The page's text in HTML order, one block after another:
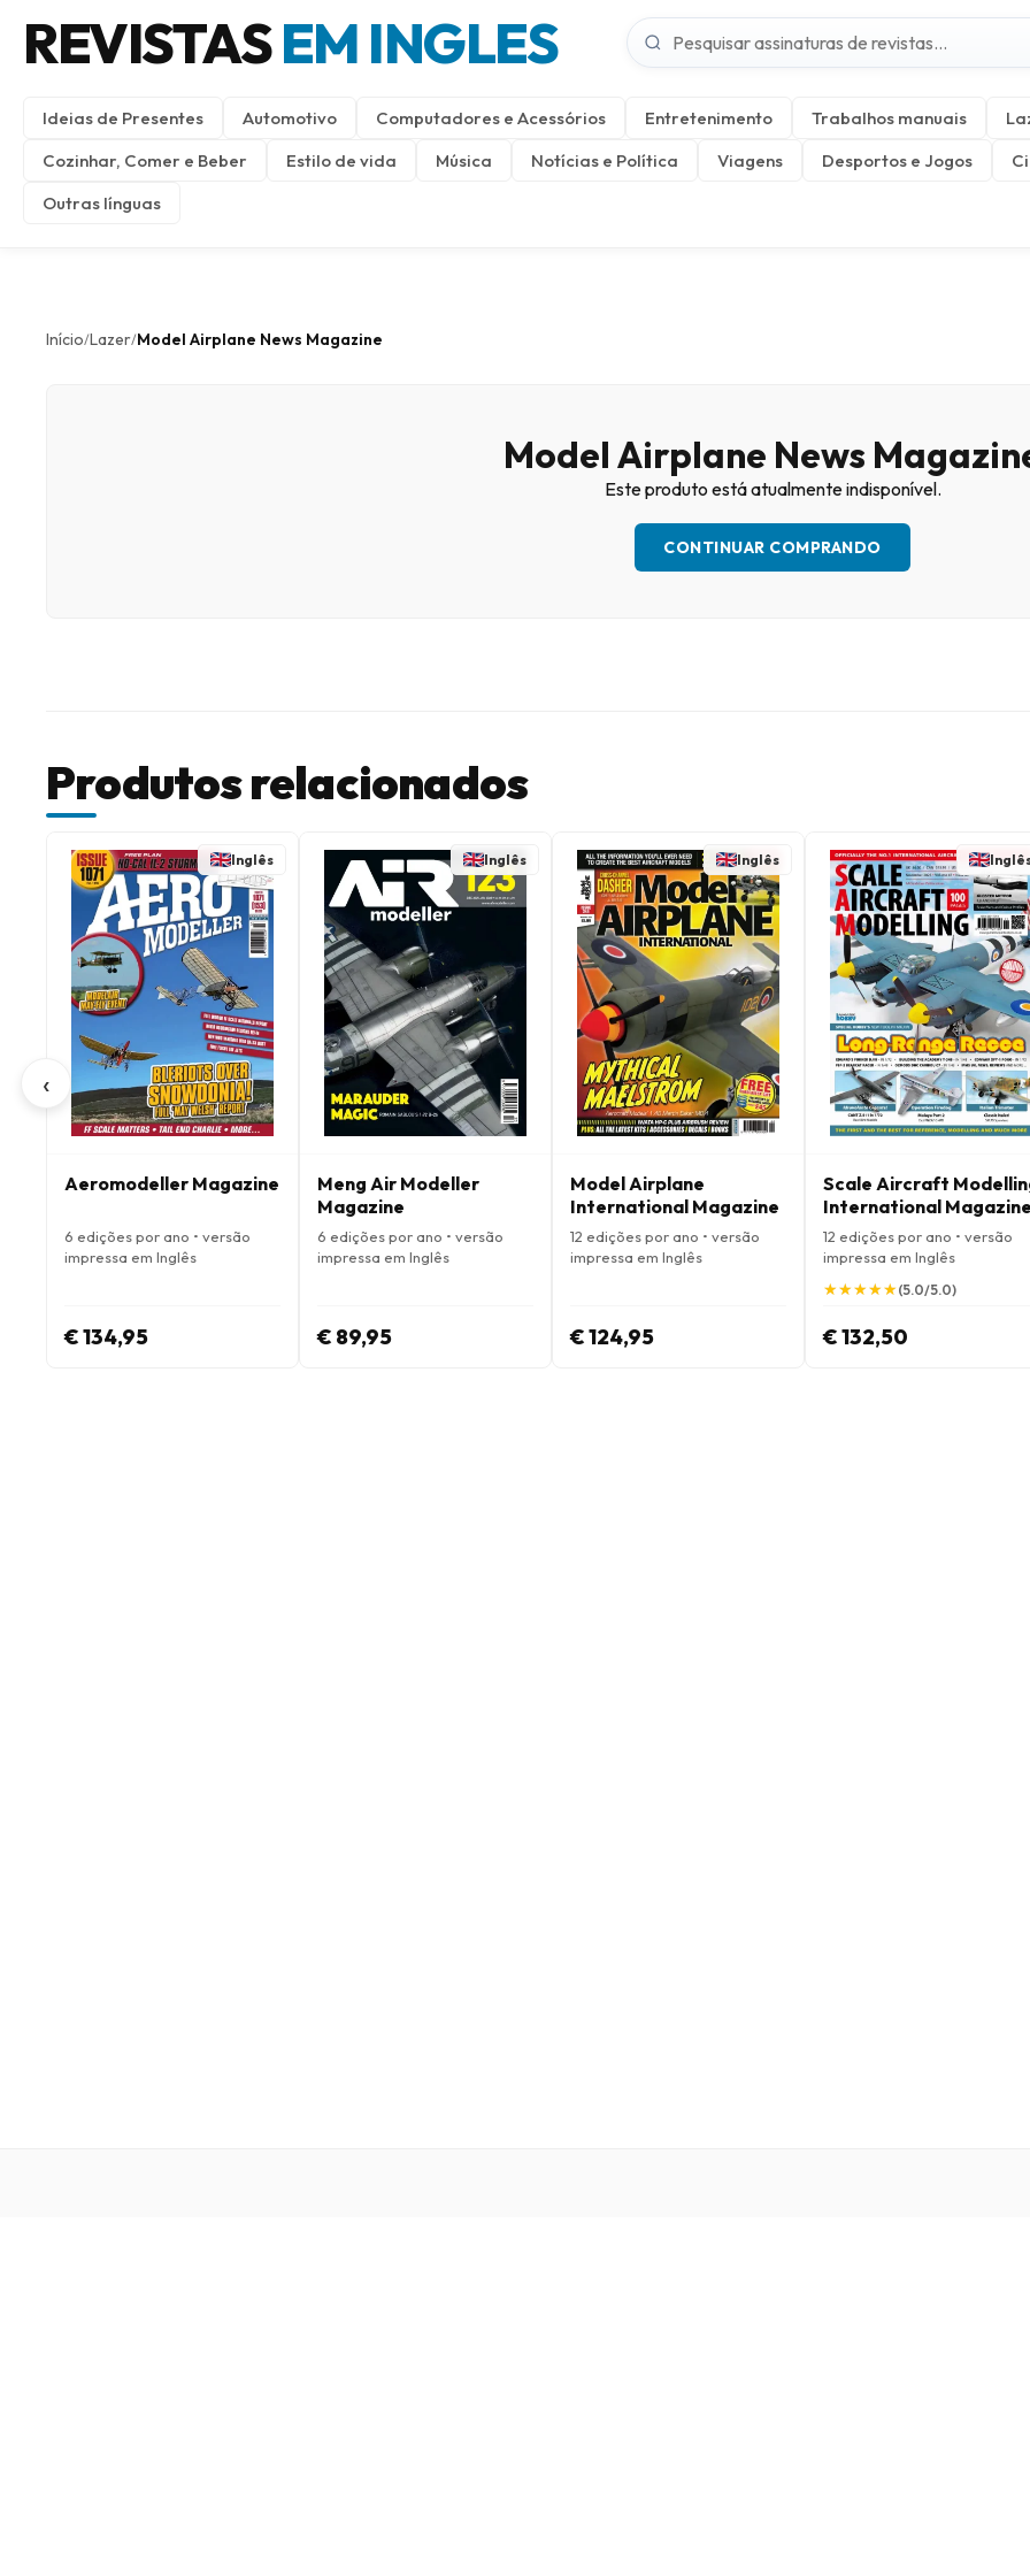
REVISTASEM INGLES
Ideias de Presentes Automotivo Computadores e Acessórios Entretenimento Trabalhos manuais
Cozinhar, Comer e Beber
Estilo de vida Música Notícias e Política Viagens Desportos e Jogos
Outras línguas
Início/Lazer/Model Airplane News Magazine
Model Airplane News
Este produto está atualmente indisponível.
CONTINUAR COMPRANDO
Produtos relacionados
‹
Inglês
Aeromodeller Magazine
6 edições por ano • versão
impressa em Inglês
€ 134,95
Inglês
Meng Air Modeller
Magazine
6 edições por ano • versão
impressa em Inglês
€ 89,95
Inglês
Model Airplane
International Magazine
12 edições por ano • versão
impressa em Inglês
€ 124,95
Scale Aircraft
International
12 edições por ano • versão
impressa em Inglês
★
★★
★★
★★
★★
★(5.0/5.0)
€ 132,50